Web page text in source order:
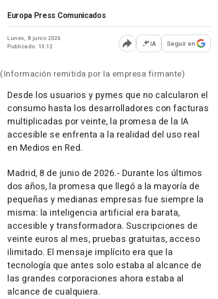
Europa Press Comunicados
Lunes, 8 junio 2026
Publicado: 13:12
Abrir opciones para
IA Seguir en
(Información remitida por la empresa firmante)
Desde los usuarios y pymes que no calcularon el
consumo hasta los desarrolladores con facturas
multiplicadas por veinte, la promesa de la IA
accesible se enfrenta a la realidad del uso real
en Medios en Red.
Madrid, 8 de junio de 2026.- Durante los últimos
dos años, la promesa que llegó a la mayoría de
pequeñas y medianas empresas fue siempre la
misma: la inteligencia artificial era barata,
accesible y transformadora. Suscripciones de
veinte euros al mes, pruebas gratuitas, acceso
ilimitado. El mensaje implícito era que la
tecnología que antes solo estaba al alcance de
las grandes corporaciones ahora estaba al
alcance de cualquiera.